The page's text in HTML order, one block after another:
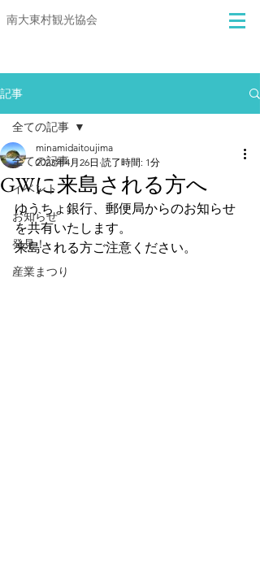
​​南大東村観光協会
記事
全ての記事
イベント
お知らせ
発見！
産業まつり
全ての記事
GWに来島される方へ
minamidaitoujima
2023年4月26日 読了時間: 1分
ゆうちょ銀行、郵便局からのお知らせ
を共有いたします。
来島される方ご注意ください。